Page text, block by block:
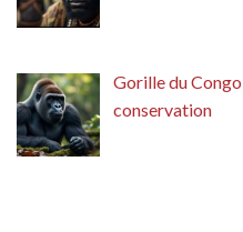
Gorille du
conservation